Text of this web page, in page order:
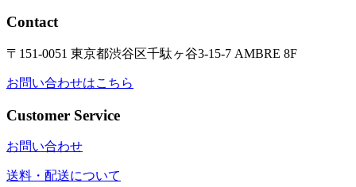
Contact
〒151-0051 東京都渋谷区千駄ヶ谷3-15-7 AMBRE 8F
お問い合わせはこちら
Customer Service
お問い合わせ
送料・配送について